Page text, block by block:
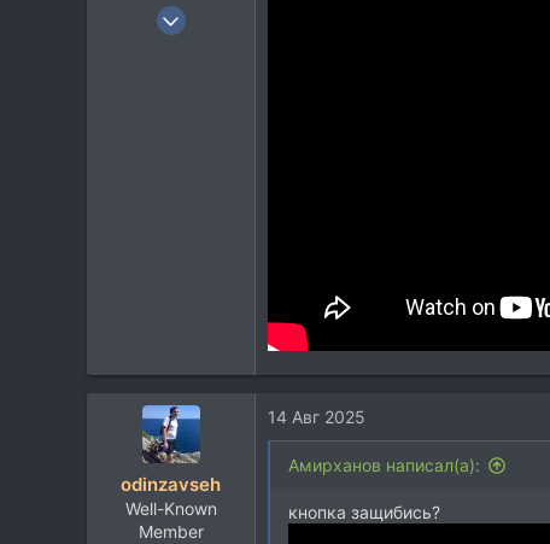
7 Июл 2019
odinzavseh
Well-Known
Member
14 Авг 2025
Aмирханов написал(а):
кнопка защибись?